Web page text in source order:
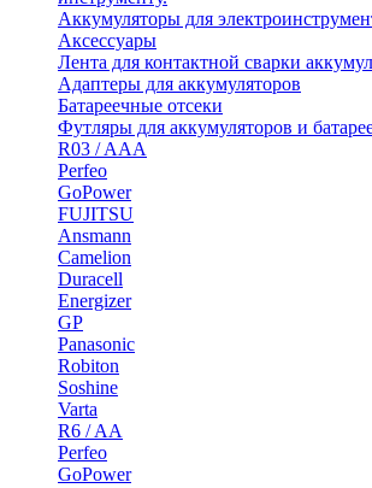
Аккумуляторы для
Аксессуары
Лента для контактной сварки
Адаптеры для аккумуляторов
Батареечные отсеки
Футляры для аккумуляторов и
R03 / AAA
Perfeo
GoPower
FUJITSU
Ansmann
Camelion
Duracell
Energizer
GP
Panasonic
Robiton
Soshine
Varta
R6 / AA
Perfeo
GoPower